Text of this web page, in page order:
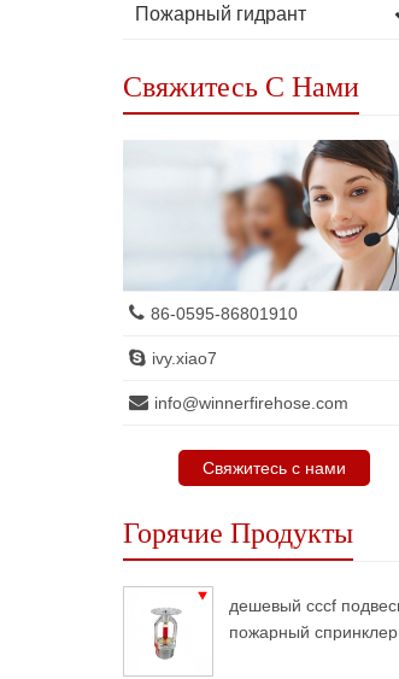
Пожарный гидрант
Свяжитесь С Нами
86-0595-86801910
ivy.xiao7
info@winnerfirehose.com
Свяжитесь с нами
Горячие Продукты
дешевый cccf
пожарный спринклер